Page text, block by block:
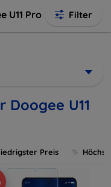
U11 Pro Filter
U11
Preis